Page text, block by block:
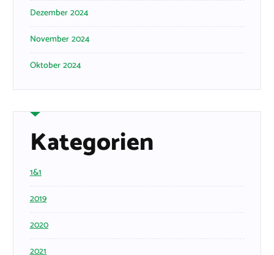
Dezember 2024
November 2024
Oktober 2024
Kategorien
1&1
2019
2020
2021